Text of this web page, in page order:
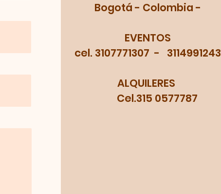
Bogotá - Colombia -
EVENTOS
cel. 3107771307 - 3114991243
ALQUILERES
Cel.315 0577787